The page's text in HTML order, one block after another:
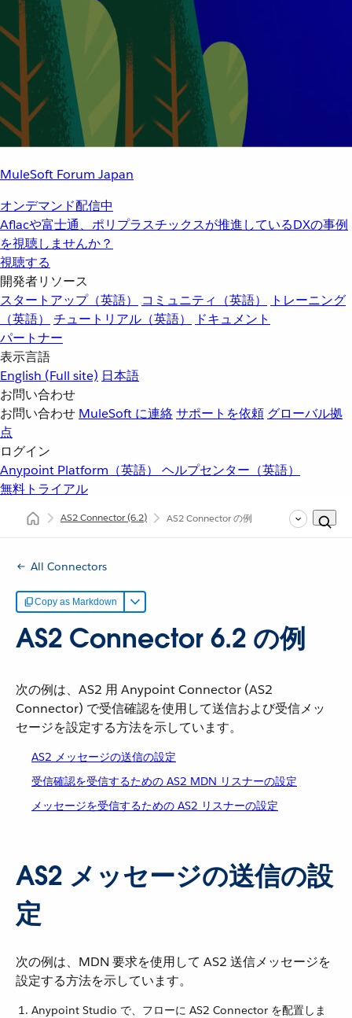
MuleSoft Forum Japan
オンデマンド配信中
Aflacや富士通、ポリプラスチックスが推進しているDXの事例
を視聴しませんか？
視聴する
開発者リソース
スタートアップ（英語）
コミュニティ（英語）
トレーニング
（英語）
チュートリアル（英語）
ドキュメント
パートナー
表示言語
English (Full site) 日本語
お問い合わせ
お問い合わせ MuleSoft に連絡サポートを依頼 グローバル拠
点
ログイン
Anypoint Platform（英語） ヘルプセンター（英語）
無料トライアル
AS2 Connector(6.2) AS2 Connector の例
All Connectors
Copy as Markdown
AS2 Connector 6.2 の例
次の例は、AS2 用 Anypoint Connector (AS2
Connector) で受信確認を使用して送信および受信メッ
セージを設定する方法を示しています。
AS2 メッセージの送信の設定
受信確認を受信するための AS2 MDN リスナーの設定
メッセージを受信するための AS2 リスナーの設定
AS2 メッセージの送信の設
定
次の例は、MDN 要求を使用して AS2 送信メッセージを
設定する方法を示しています。
Anypoint Studio で、フローに AS2 Connector を配置しま